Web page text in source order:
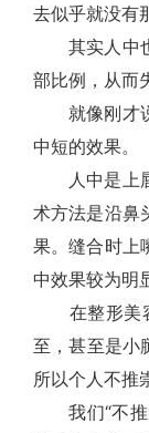
去似乎就没有
其实人中也
部比例，从而
就像刚才说
中短的效果。
人中是上唇
术方法是沿鼻
果。缝合时上
中效果较为明
在整形美容
至，甚至是小
所以个人不推
我们“不推